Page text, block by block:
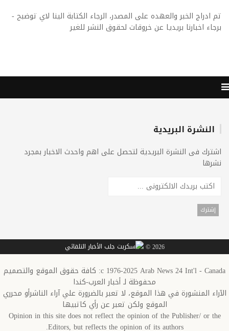
تم ادراج الخبر والعهده على المصدر، الرجاء الكتابة الينا لاي توضبح -
برجاء اخبارنا بريديا عن خروقات لحقوق النشر للغير
النشرة البريدية
اشترك فى النشرة البريدية لتحصل على اهم واحدث الاخبار بمجرد
نشرها
2026 ©
c 1976-2025 Arab News 24 Int'l - Canada: كافة حقوق الموقع والتصميم
محفوظة لـ أخبار العرب-كندا
الآراء المنشورة في هذا الموقع، لا تعبر بالضرورة علي آراء الناشرأو محرري
الموقع ولكن تعبر عن رأي كاتبيها
Opinion in this site does not reflect the opinion of the Publisher/ or the
Editors, but reflects the opinion of its authors.